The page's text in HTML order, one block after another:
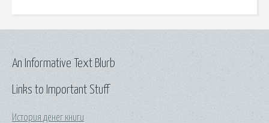
Links to Important Stuff
История денег книги
An Informative Text Blurb